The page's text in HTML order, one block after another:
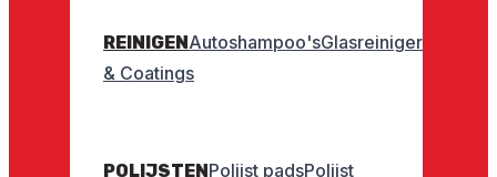
REINIGENAutoshampoo'sGlasreinigers
& Coatings
POLIJSTENPolijst padsPolijst